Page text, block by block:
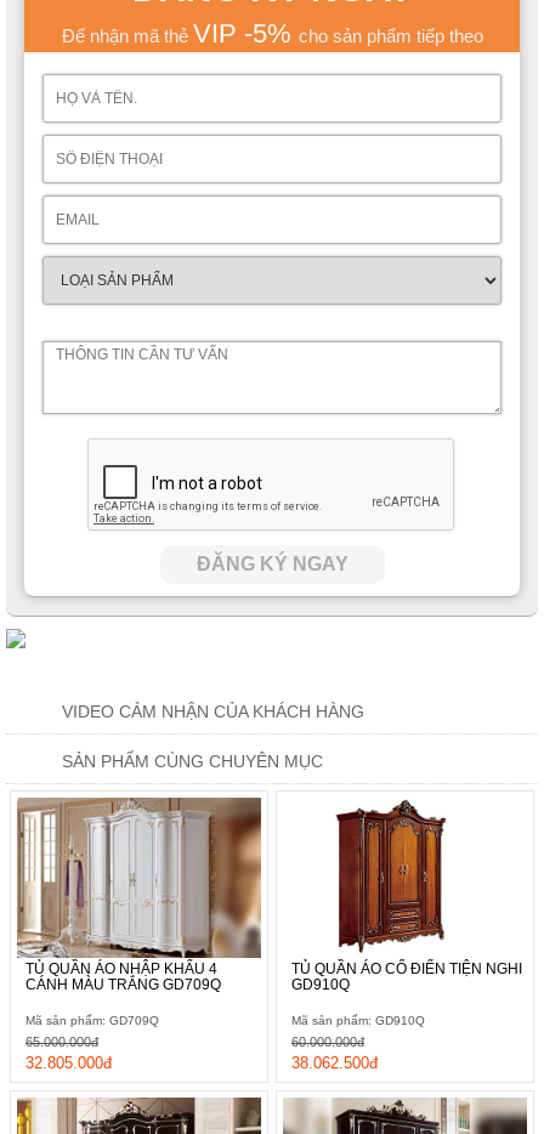
Để nhận mã thẻ VIP -5% cho sản phẩm tiếp theo
ĐĂNG KÝ NGAY
VIDEO CẢM NHẬN CỦA KHÁCH HÀNG
SẢN PHẨM CÙNG CHUYÊN MỤC
TỦ QUẦN ÁO NHẬP KHẨU 4
CÁNH MÀU TRẮNG GD709Q
Mã sản phẩm: GD709Q
32.805.000đ
65.000.000đ
TỦ QUẦN ÁO CỔ ĐIỂN TIỆN NGHI
GD910Q
Mã sản phẩm: GD910Q
38.062.500đ
60.000.000đ